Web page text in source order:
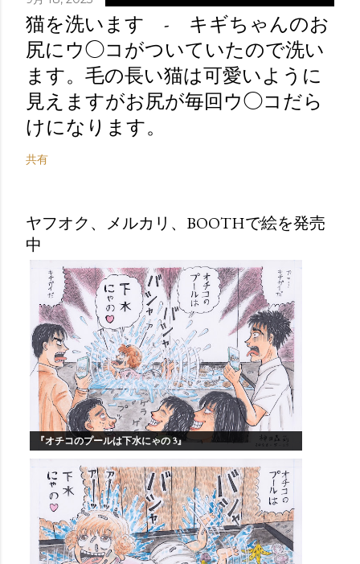
猫を洗います - キギちゃんのお
尻にウ◯コがついていたので洗い
ます。毛の長い猫は可愛いように
見えますがお尻が毎回ウ◯コだら
けになります。
共有
ヤフオク、メルカリ、BOOTHで絵を発売
中
『オチコのプールは下水にゃの 3』